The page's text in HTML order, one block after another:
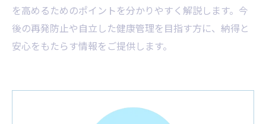
を高めるためのポイントを分かりやすく解説します。今
後の再発防止や自立した健康管理を目指す方に、納得と
安心をもたらす情報をご提供します。